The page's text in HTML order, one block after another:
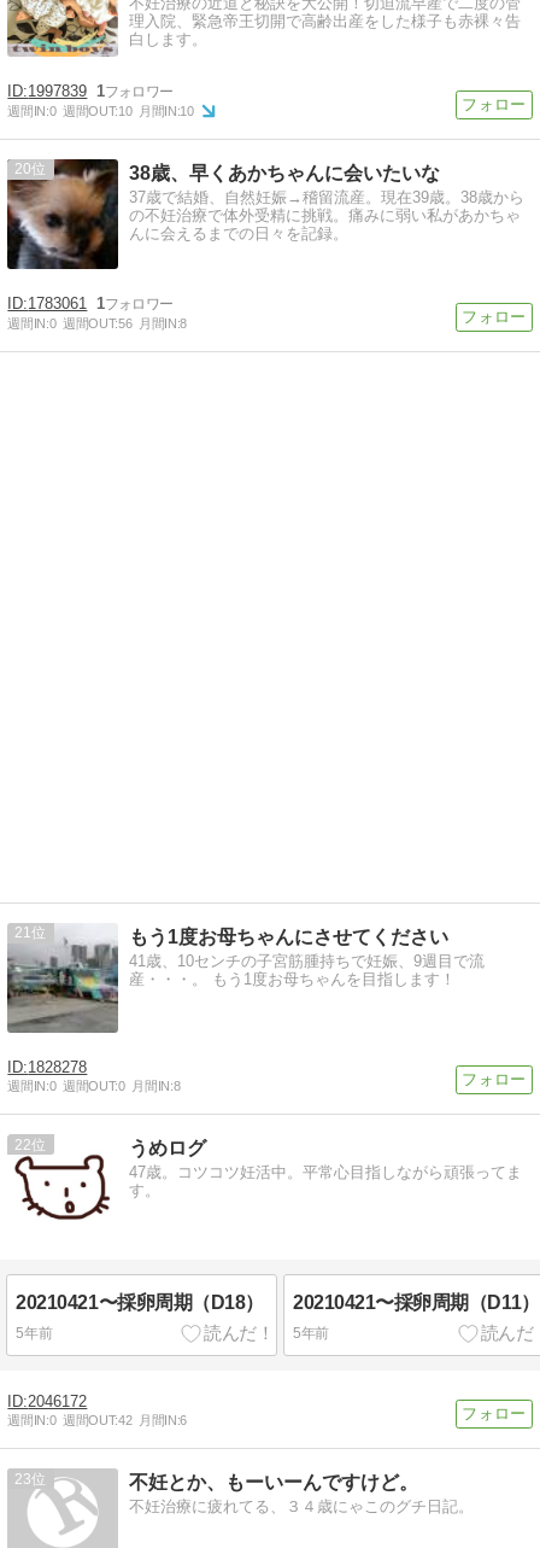
理入院、緊急帝王切開で高齢出産をした様子も赤裸々告
白します。
1997839 1
週間IN:0 週間OUT:10 月間IN:10
20 38歳、早くあかちゃんに会いたいな
37歳で結婚、自然妊娠→稽留流産。現在39歳。38歳から
の不妊治療で体外受精に挑戦。痛みに弱い私があかちゃ
んに会えるまでの日々を記録。
1783061 1
週間IN:0 週間OUT:56 月間IN:8
21 もう1度お母ちゃんにさせてください
41歳、10センチの子宮筋腫持ちで妊娠、9週目で流
産・・・。 もう1度お母ちゃんを目指します！
1828278
週間IN:0 週間OUT:0 月間IN:8
22 うめログ
47歳。コツコツ妊活中。平常心目指しながら頑張ってま
す。
20210421〜採卵周期（D18）
5年前
20210421〜採卵周期（D11）
5年前
2046172
週間IN:0 週間OUT:42 月間IN:6
23 不妊とか、もーいーんですけど。
不妊治療に疲れてる、３４歳にゃこのグチ日記。